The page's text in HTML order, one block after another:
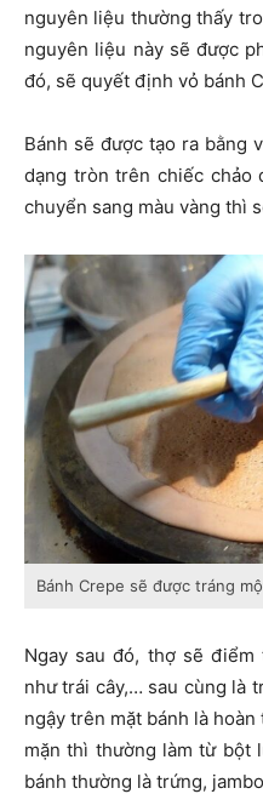
nguyên liệu thường thấy
nguyên liệu này sẽ được
đó, sẽ quyết định vỏ bánh
Bánh sẽ được tạo ra bằng
dạng tròn trên chiếc chảo
chuyển sang màu vàng thì
Bánh Crepe sẽ được tráng
Ngay sau đó, thợ sẽ
như trái cây,… sau cùng là
ngậy trên mặt bánh là
mặn thì thường làm từ bột
bánh thường là trứng,